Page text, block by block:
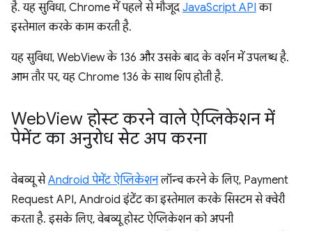
है. यह सुविधा, Chrome में पहले से मौजूद JavaScript API का
इस्तेमाल करके काम करती है.
यह सुविधा, WebView के 136 और उसके बाद के वर्शन में उपलब्ध है.
आम तौर पर, यह Chrome 136 के साथ शिप होती है.
WebView होस्ट करने वाले ऐप्लिकेशन में
पेमेंट का अनुरोध सेट अप करना
वेबव्यू सेAndroid पेमेंट ऐप्लिकेशनलॉन्च करने के लिए, Payment
Request API, Android इंटेंट का इस्तेमाल करके सिस्टम से क्वेरी
करता है. इसके लिए, वेबव्यू होस्ट ऐप्लिकेशन को अपनी